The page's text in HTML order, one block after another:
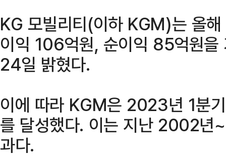
KG 모빌리티(이하 KGM)는 올
이익 106억원, 순이익 85억원을
24일 밝혔다.
이에 따라 KGM은 2023년 1분
를 달성했다. 이는 지난 2002
과다.